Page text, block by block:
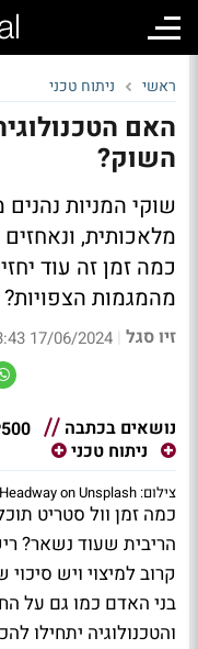
ראשי ניתוח טכני
האם
השוק?
שוקי המניות נהנים
מלאכותית,
כמה זמן זה עוד
מהמגמות הצפויות?
זיו סגל |
17/06/2024 13:43
נושאים בכתבה
ניתוח טכני
צילום: Photo by Headway on Unsplash
כמה זמן וול סטריט
הריבית שעוד נשאר?
קרוב למיצוי ויש
בני האדם כמו גם על
והטכנולוגיה יתחילו